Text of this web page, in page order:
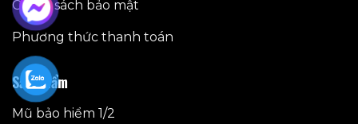
Chính sách bảo mật
Phương thức thanh toán
Sản phẩm
Mũ bảo hiểm 1/2